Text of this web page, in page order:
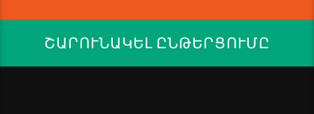
ՇԱՐՈՒՆԱԿԵԼ ԸՆԹԵՐՑՈՒՄԸ